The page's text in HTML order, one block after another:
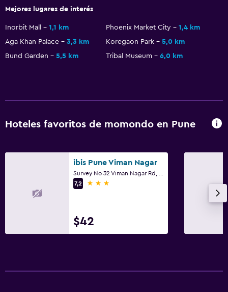
Mejores lugares de interés
Inorbit Mall 1,1 km Phoenix Market City
1,4 km
Aga Khan Palace
3,3 km Koregaon Park
5,0 km
Bund Garden
5,5 km Tribal Museum 6,0 km
Hoteles favoritos de momondo en Pune
ibis Pune Viman Nagar
7,2
3 estrellas
$42